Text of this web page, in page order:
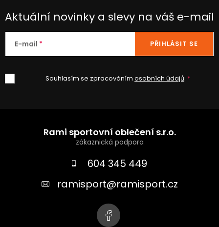
Aktuální novinky a slevy na váš e-mail
E-mail
Souhlasím se zpracováním osobních údajů.
PŘIHLÁSIT SE
Rami sportovní oblečení s.r.o.
604 345 449
ramisport@ramisport.cz